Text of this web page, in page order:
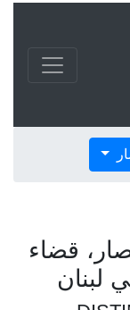
قضاء
لبنان